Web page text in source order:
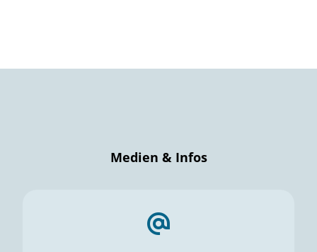
Medien & Infos